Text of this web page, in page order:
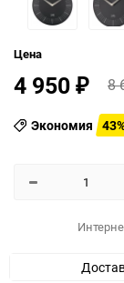
Цена
4 950 ₽ 8
Экономия